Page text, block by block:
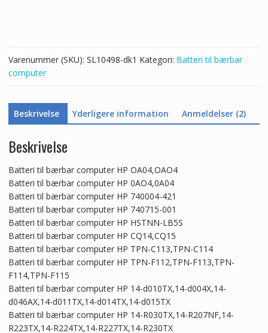
Varenummer (SKU): SL10498-dk1 Kategori: Batteri til bærbar
computer
Beskrivelse Yderligere information Anmeldelser (2)
Beskrivelse
Batteri til bærbar computer HP OA04,OAO4
Batteri til bærbar computer HP 0AO4,0A04
Batteri til bærbar computer HP 740004-421
Batteri til bærbar computer HP 740715-001
Batteri til bærbar computer HP HSTNN-LB5S
Batteri til bærbar computer HP CQ14,CQ15
Batteri til bærbar computer HP TPN-C113,TPN-C114
Batteri til bærbar computer HP TPN-F112,TPN-F113,TPN-
F114,TPN-F115
Batteri til bærbar computer HP 14-d010TX,14-d004X,14-
d046AX,14-d011TX,14-d014TX,14-d015TX
Batteri til bærbar computer HP 14-R030TX,14-R207NF,14-
R223TX,14-R224TX,14-R227TX,14-R230TX